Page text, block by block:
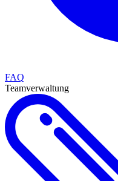
FAQ
Teamverwaltung